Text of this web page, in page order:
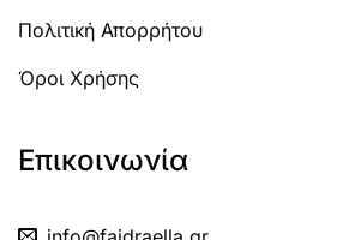
Πολιτική Απορρήτου
Όροι Χρήσης
Επικοινωνία